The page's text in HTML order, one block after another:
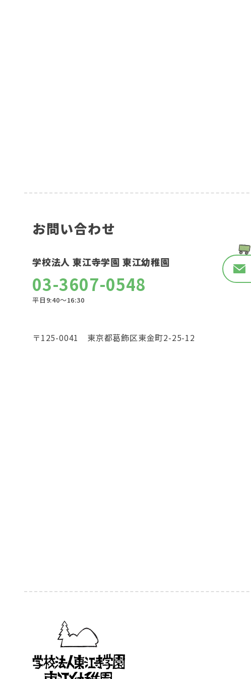
お問い合わせ
学校法人 東江寺学園 東江幼稚園
03-3607-0548
平日9:40〜16:30
〒125-0041 東京都葛飾区東金町2-25-12